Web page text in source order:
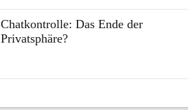
Chatkontrolle: Das Ende der
Privatsphäre?